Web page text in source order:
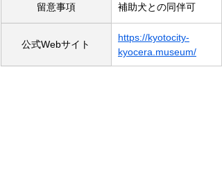
留意事項 補助犬との同伴可
公式Webサイト
https://kyotocity-
kyocera.museum/